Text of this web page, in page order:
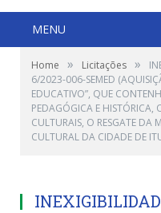
MENU
Home » Licitações »
6/2023-006-SEMED
EDUCATIVO”, QUE
PEDAGÓGICA E HISTÓRICA,
CULTURAIS, O RESGATE DA
CULTURAL DA CIDADE DE